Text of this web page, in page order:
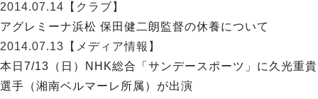
名古屋オーシャンズ
シュライカー大阪
ボルクバレット北九州
バサジィ大分
2014.07.14 【クラブ】
アグレミーナ浜松 保田健二朗監督の休養について
2014.07.13 【メディア情報】
本日7/13（日）NHK総合「サンデースポーツ」に久光重貴
選手（湘南ベルマーレ所属）が出演